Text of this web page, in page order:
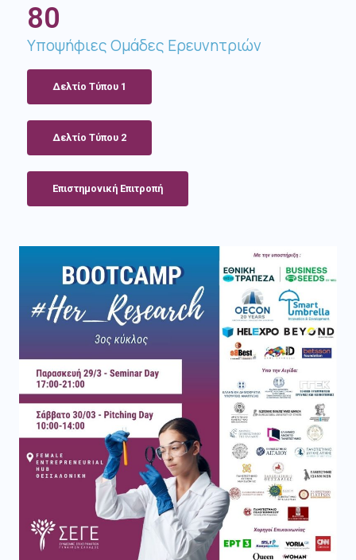
80
Υποψήφιες Ομάδες Ερευνητριών
Δελτίo Τύπου 1
Δελτίo Τύπου 2
Επιστημονική Επιτροπή